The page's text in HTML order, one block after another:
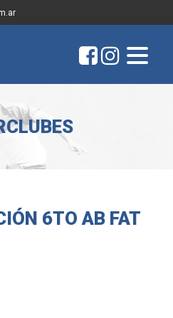
6TO AB FAT